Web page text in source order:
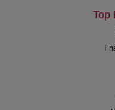
Top